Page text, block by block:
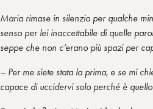
Maria rimase in silenzio per qualche
senso per lei inaccettabile di quelle
seppe che non c’erano più spazi per
– Per me siete stata la prima, e se mi
capace di uccidervi solo perché è